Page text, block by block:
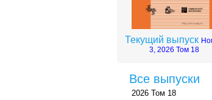
Текущий выпуск
3, 2026 Том 18
Все выпуски
2026 Том 18